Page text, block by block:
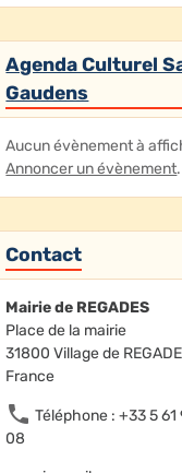
Agenda Culturel
Gaudens
Aucun évènement à
Annoncer un évènement.
Contact
Mairie de REGADES
Place de la mairie
31800 Village de
France
Téléphone : +33 5 61
08